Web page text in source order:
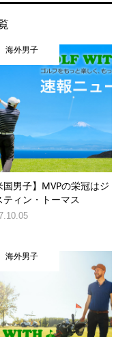
海外男子
国男子】MVPの栄冠はジ
ティン・トーマス
海外男子